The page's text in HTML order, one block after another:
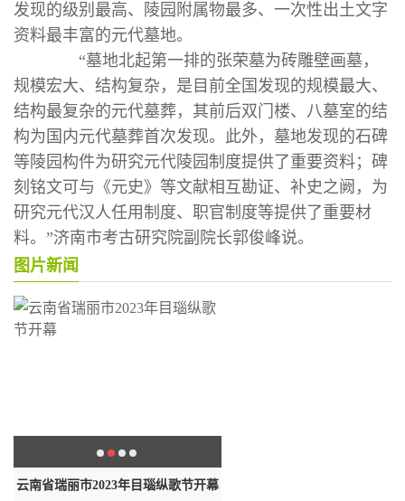
发现的级别最高、陵园附属物最多、一次性出土文字
资料最丰富的元代墓地。
“墓地北起第一排的张荣墓为砖雕壁画墓，
规模宏大、结构复杂，是目前全国发现的规模最大、
结构最复杂的元代墓葬，其前后双门楼、八墓室的结
构为国内元代墓葬首次发现。此外，墓地发现的石碑
等陵园构件为研究元代陵园制度提供了重要资料；碑
刻铭文可与《元史》等文献相互勘证、补史之阙，为
研究元代汉人任用制度、职官制度等提供了重要材
料。”济南市考古研究院副院长郭俊峰说。
图片新闻
云南省瑞丽市2023年目瑙纵歌节开幕